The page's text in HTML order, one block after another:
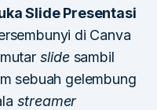
Slide Presentasi
di Canva
slidesambil
sebuah gelembung
streamer